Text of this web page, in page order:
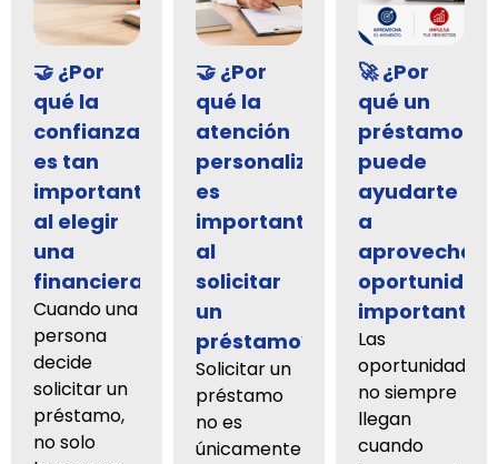
🤝 ¿Por
qué la
confianza
es tan
importante
al elegir
una
financiera?
Cuando una
persona
decide
solicitar un
préstamo,
no solo
🤝 ¿Por
qué la
atención
personalizada
es
importante
al
solicitar
un
préstamo?
Solicitar un
préstamo
no es
únicamente
🚀 ¿Por
qué un
préstamo
puede
ayudarte
a
aprovechar
Las
oportunidades
no siempre
llegan
cuando